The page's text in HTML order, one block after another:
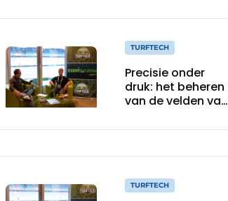
TURFTECH
Precisie onder
druk: het beheren
van de velden van
van Manchester
TURFTECH